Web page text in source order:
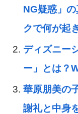
NG疑惑」
クで何が起
ディズニー
ー」とは？
華原朋美の
謝礼と中身